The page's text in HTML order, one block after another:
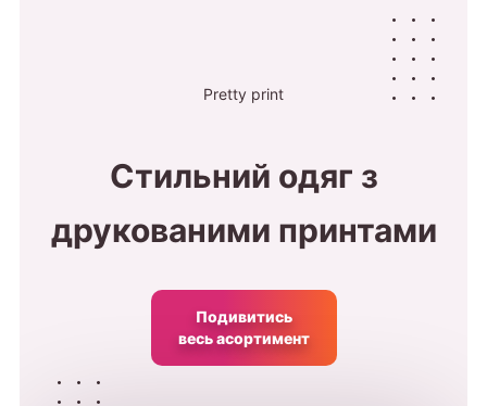
Pretty print
Стильний одяг з
друкованими принтами
Подивитись
весь асортимент